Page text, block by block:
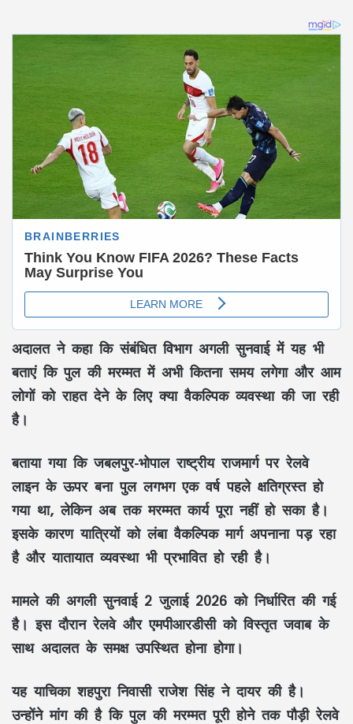
अदालत ने कहा कि संबंधित विभाग अगली सुनवाई में यह भी
बताएं कि पुल की मरम्मत में अभी कितना समय लगेगा और आम
लोगों को राहत देने के लिए क्या वैकल्पिक व्यवस्था की जा रही
है।
बताया गया कि जबलपुर-भोपाल राष्ट्रीय राजमार्ग पर रेलवे
लाइन के ऊपर बना पुल लगभग एक वर्ष पहले क्षतिग्रस्त हो
गया था, लेकिन अब तक मरम्मत कार्य पूरा नहीं हो सका है।
इसके कारण यात्रियों को लंबा वैकल्पिक मार्ग अपनाना पड़ रहा
है और यातायात व्यवस्था भी प्रभावित हो रही है।
मामले की अगली सुनवाई 2 जुलाई 2026 को निर्धारित की गई
है। इस दौरान रेलवे और एमपीआरडीसी को विस्तृत जवाब के
साथ अदालत के समक्ष उपस्थित होना होगा।
यह याचिका शहपुरा निवासी राजेश सिंह ने दायर की है।
उन्होंने मांग की है कि पुल की मरम्मत पूरी होने तक पौड़ी रेलवे